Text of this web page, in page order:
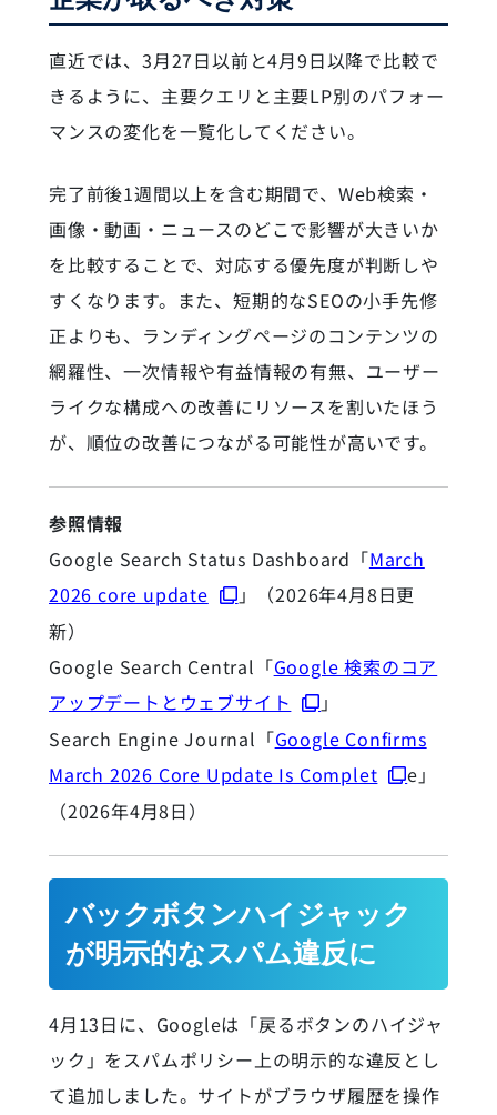
直近では、3月27日以前と4月9日以降で比較で
きるように、主要クエリと主要LP別のパフォー
マンスの変化を一覧化してください。
完了前後1週間以上を含む期間で、Web検索・
画像・動画・ニュースのどこで影響が大きいか
を比較することで、対応する優先度が判断しや
すくなります。また、短期的なSEOの小手先修
正よりも、ランディングページのコンテンツの
網羅性、一次情報や有益情報の有無、ユーザー
ライクな構成への改善にリソースを割いたほう
が、順位の改善につながる可能性が高いです。
参照情報
Google Search Status Dashboard「March
2026 core update
」（2026年4月8日更
新）
Google Search Central「Google 検索のコア
アップデートとウェブサイト
」
Search Engine Journal「Google Confirms
March 2026 Core Update Is Complet
e」
（2026年4月8日）
バックボタンハイジャック
が明示的なスパム違反に
4月13日に、Googleは「戻るボタンのハイジャ
ック」をスパムポリシー上の明示的な違反とし
て追加しました。サイトがブラウザ履歴を操作